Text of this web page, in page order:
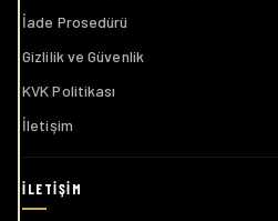
İade Prosedürü
Gizlilik ve Güvenlik
KVK Politikası
İletişim